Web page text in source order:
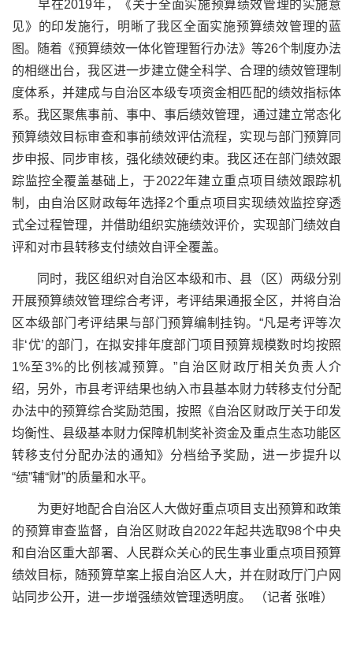
早在2019年，《关于全面实施预算绩效管理的实施意
见》的印发施行，明晰了我区全面实施预算绩效管理的蓝
图。随着《预算绩效一体化管理暂行办法》等26个制度办法
的相继出台，我区进一步建立健全科学、合理的绩效管理制
度体系，并建成与自治区本级专项资金相匹配的绩效指标体
系。我区聚焦事前、事中、事后绩效管理，通过建立常态化
预算绩效目标审查和事前绩效评估流程，实现与部门预算同
步申报、同步审核，强化绩效硬约束。我区还在部门绩效跟
踪监控全覆盖基础上，于2022年建立重点项目绩效跟踪机
制，由自治区财政每年选择2个重点项目实现绩效监控穿透
式全过程管理，并借助组织实施绩效评价，实现部门绩效自
评和对市县转移支付绩效自评全覆盖。
同时，我区组织对自治区本级和市、县（区）两级分别
开展预算绩效管理综合考评，考评结果通报全区，并将自治
区本级部门考评结果与部门预算编制挂钩。“凡是考评等次
非‘优’的部门，在拟安排年度部门项目预算规模数时均按照
1%至3%的比例核减预算。”自治区财政厅相关负责人介
绍，另外，市县考评结果也纳入市县基本财力转移支付分配
办法中的预算综合奖励范围，按照《自治区财政厅关于印发
均衡性、县级基本财力保障机制奖补资金及重点生态功能区
转移支付分配办法的通知》分档给予奖励，进一步提升以
“绩”辅“财”的质量和水平。
为更好地配合自治区人大做好重点项目支出预算和政策
的预算审查监督，自治区财政自2022年起共选取98个中央
和自治区重大部署、人民群众关心的民生事业重点项目预算
绩效目标，随预算草案上报自治区人大，并在财政厅门户网
站同步公开，进一步增强绩效管理透明度。 （记者 张唯）